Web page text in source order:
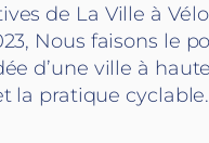
de La Ville à
Nous faisons le
d’une ville à
la pratique